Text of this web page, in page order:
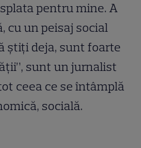
pentru mine. A
cu un peisaj social
ştiţi deja, sunt foarte
sunt un jurnalist
ceea ce se întâmplă
socială.